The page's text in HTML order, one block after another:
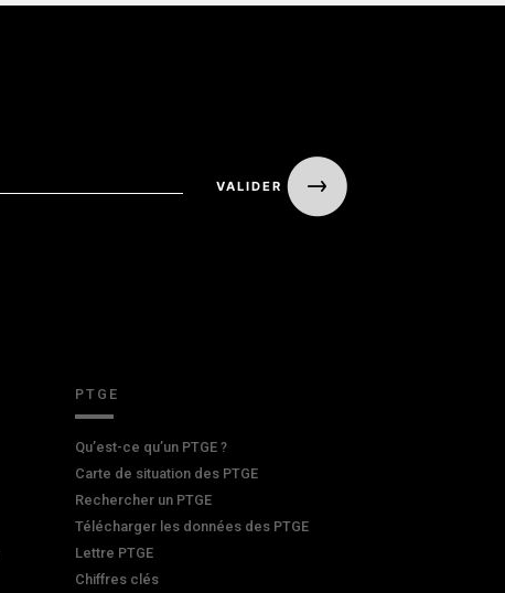
PTGE
Qu’est-ce qu’un PTGE ?
Carte de situation des PTGE
Rechercher un PTGE
Télécharger les données des PTGE
Lettre PTGE
Chiffres clés